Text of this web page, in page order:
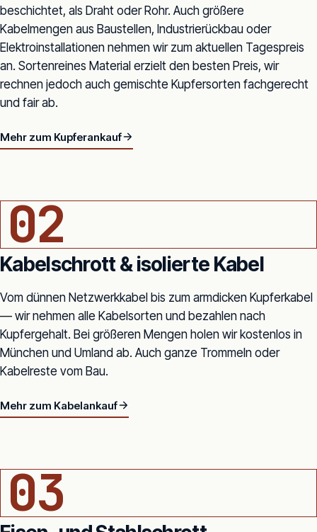
beschichtet, als Draht oder Rohr. Auch größere
Kabelmengen aus Baustellen, Industrierückbau oder
Elektroinstallationen nehmen wir zum aktuellen Tagespreis
an. Sortenreines Material erzielt den besten Preis, wir
rechnen jedoch auch gemischte Kupfersorten fachgerecht
und fair ab.
Mehr zum Kupferankauf
02
Kabelschrott & isolierte Kabel
Vom dünnen Netzwerkkabel bis zum armdicken Kupferkabel
— wir nehmen alle Kabelsorten und bezahlen nach
Kupfergehalt. Bei größeren Mengen holen wir kostenlos in
München und Umland ab. Auch ganze Trommeln oder
Kabelreste vom Bau.
Mehr zum Kabelankauf
03